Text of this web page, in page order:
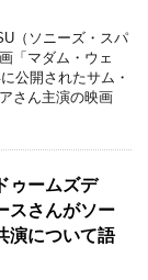
（ソニーズ・スパ
「マダム・ウェ
公開されたサム・
さん主演の映画
ゥームズデ
スさんがソー
演について語